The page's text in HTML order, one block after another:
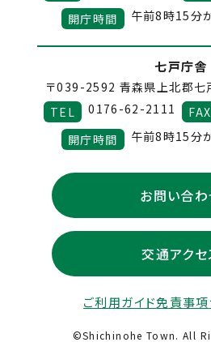
開庁時間
午前8時15分
七戸庁舎
〒039-2592 青森県上北郡七
TEL
0176-62-2111 FAX
開庁時間
午前8時15分
お問い合わ
交通アクセ
ご利用ガイド免責事項
©Shichinohe Town. All